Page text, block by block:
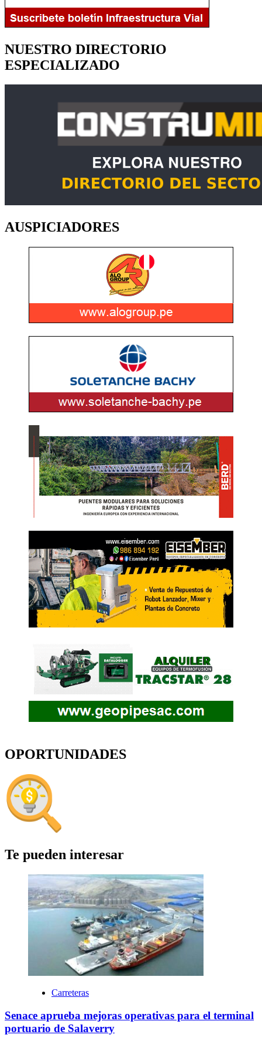
NUESTRO DIRECTORIO
ESPECIALIZADO
AUSPICIADORES
OPORTUNIDADES
Te pueden interesar
Carreteras
Senace aprueba mejoras operativas para el terminal
portuario de Salaverry